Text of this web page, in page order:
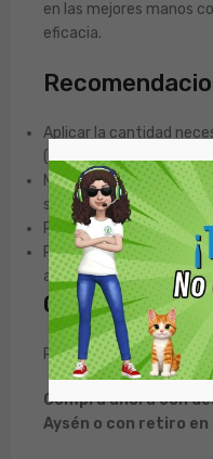
en las mejores manos
eficacia.
Aplicar la cantidad
(entre 1 a 5 ml
Masajear suavemente
segundos para que el
Permitir que la
Retirar el exceso de
auricular con una gasa
Condición de
Podrás adquirir este
Compra ahora con
Aysén o con retiro